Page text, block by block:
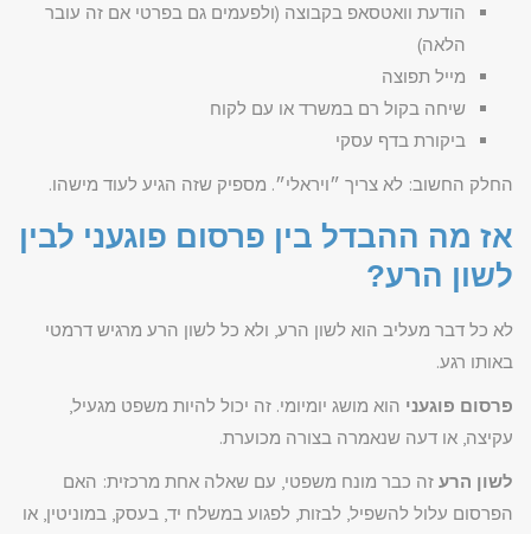
הודעת וואטסאפ בקבוצה (ולפעמים גם בפרטי אם זה עובר
הלאה)
מייל תפוצה
שיחה בקול רם במשרד או עם לקוח
ביקורת בדף עסקי
החלק החשוב: לא צריך ״ויראלי״. מספיק שזה הגיע לעוד מישהו.
אז מה ההבדל בין פרסום פוגעני לבין
לשון הרע?
לא כל דבר מעליב הוא לשון הרע, ולא כל לשון הרע מרגיש דרמטי
באותו רגע.
פרסום פוגעני הוא מושג יומיומי. זה יכול להיות משפט מגעיל,
עקיצה, או דעה שנאמרה בצורה מכוערת.
לשון הרע זה כבר מונח משפטי, עם שאלה אחת מרכזית: האם
הפרסום עלול להשפיל, לבזות, לפגוע במשלח יד, בעסק, במוניטין, או